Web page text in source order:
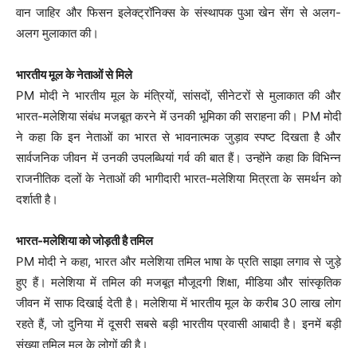
वान जाहिर और फिसन इलेक्ट्रॉनिक्स के संस्थापक पुआ खेन सेंग से अलग-
अलग मुलाकात की।
भारतीय मूल के नेताओं से मिले
PM मोदी ने भारतीय मूल के मंत्रियों, सांसदों, सीनेटरों से मुलाकात की और
भारत-मलेशिया संबंध मजबूत करने में उनकी भूमिका की सराहना की। PM मोदी
ने कहा कि इन नेताओं का भारत से भावनात्मक जुड़ाव स्पष्ट दिखता है और
सार्वजनिक जीवन में उनकी उपलब्धियां गर्व की बात हैं। उन्होंने कहा कि विभिन्न
राजनीतिक दलों के नेताओं की भागीदारी भारत-मलेशिया मित्रता के समर्थन को
दर्शाती है।
भारत-मलेशिया को जोड़ती है तमिल
PM मोदी ने कहा, भारत और मलेशिया तमिल भाषा के प्रति साझा लगाव से जुड़े
हुए हैं। मलेशिया में तमिल की मजबूत मौजूदगी शिक्षा, मीडिया और सांस्कृतिक
जीवन में साफ दिखाई देती है। मलेशिया में भारतीय मूल के करीब 30 लाख लोग
रहते हैं, जो दुनिया में दूसरी सबसे बड़ी भारतीय प्रवासी आबादी है। इनमें बड़ी
संख्या तमिल मूल के लोगों की है।